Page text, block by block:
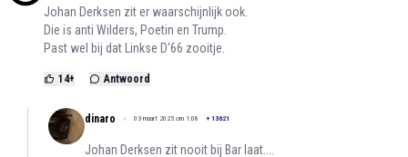
Johan Derksen zit er waarschijnlijk ook.
Die is anti Wilders, Poetin en Trump.
Past wel bij dat Linkse D'66 zooitje.
14+ Antwoord
dinaro 03 maart 2025 om 1:08 + 13621
Johan Derksen zit nooit bij Bar laat....